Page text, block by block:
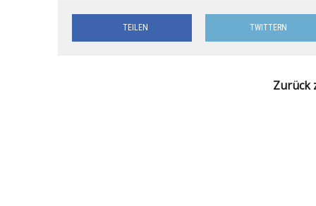
TEILEN TWITTERN
Zurück